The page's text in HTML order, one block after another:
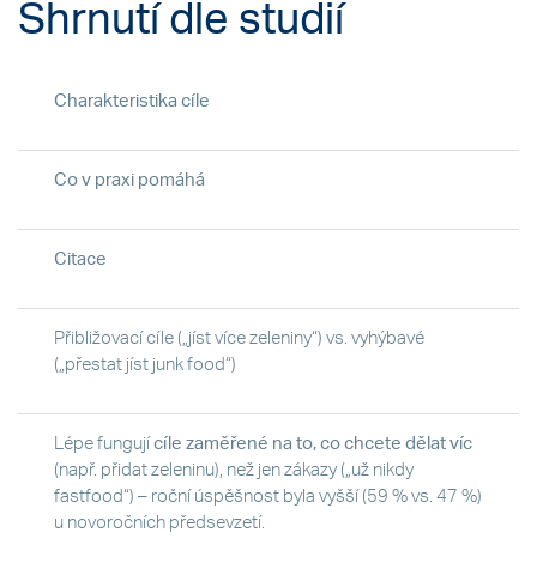
Shrnutí dle studií
Charakteristika cíle
Co v praxi pomáhá
Citace
Přibližovací cíle („jíst více zeleniny“) vs. vyhýbavé
(„přestat jíst junk food“)
Lépe fungují cíle zaměřené na to, co chcete dělat víc
(např. přidat zeleninu), než jen zákazy („už nikdy
fastfood“) – roční úspěšnost byla vyšší (59 % vs. 47 %)
u novoročních předsevzetí.